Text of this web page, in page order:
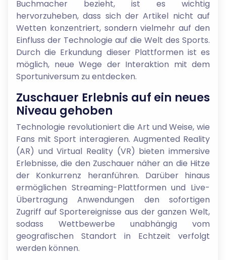
Buchmacher bezieht, ist es wichtig
hervorzuheben, dass sich der Artikel nicht auf
Wetten konzentriert, sondern vielmehr auf den
Einfluss der Technologie auf die Welt des Sports.
Durch die Erkundung dieser Plattformen ist es
möglich, neue Wege der Interaktion mit dem
Sportuniversum zu entdecken.
Zuschauer Erlebnis auf ein neues
Niveau gehoben
Technologie revolutioniert die Art und Weise, wie
Fans mit Sport interagieren. Augmented Reality
(AR) und Virtual Reality (VR) bieten immersive
Erlebnisse, die den Zuschauer näher an die Hitze
der Konkurrenz heranführen. Darüber hinaus
ermöglichen Streaming-Plattformen und Live-
Übertragung Anwendungen den sofortigen
Zugriff auf Sportereignisse aus der ganzen Welt,
sodass Wettbewerbe unabhängig vom
geografischen Standort in Echtzeit verfolgt
werden können.